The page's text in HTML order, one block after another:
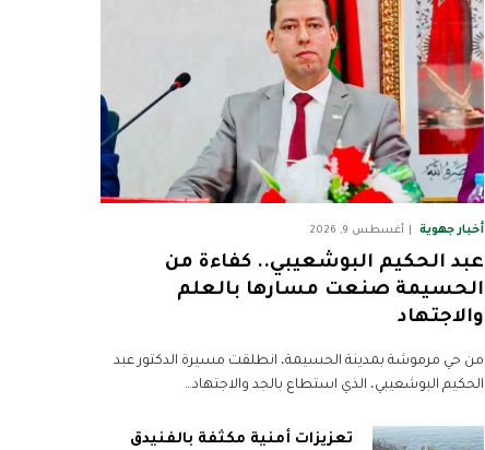
أخبار جهوية أغسطس 9, 2026
عبد الحكيم البوشعيبي.. كفاءة من
الحسيمة صنعت مسارها بالعلم
والاجتهاد
من حي مرموشة بمدينة الحسيمة، انطلقت مسيرة الدكتور عبد
الحكيم البوشعيبي، الذي استطاع بالجد والاجتهاد…
تعزيزات أمنية مكثفة بالفنيدق